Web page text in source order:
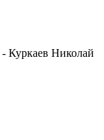
- Куркаев Николай